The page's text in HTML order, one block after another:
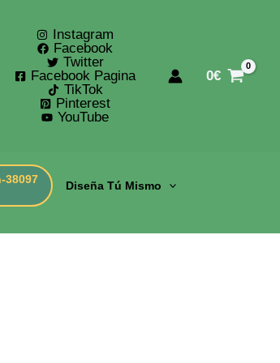
Instagram
Facebook
Twitter
Facebook Pagina
TikTok
Pinterest
YouTube
0€
Diseña Tú Mismo